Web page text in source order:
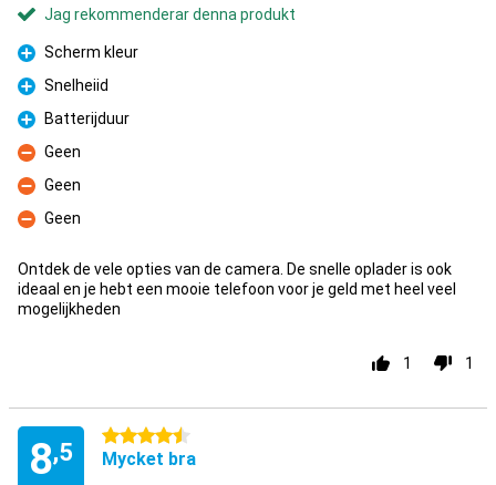
Jag rekommenderar denna produkt
Fördelar
Scherm kleur
Fördelar
Snelheiid
Fördelar
Batterijduur
Nackdelar
Geen
Nackdelar
Geen
Nackdelar
Geen
Ontdek de vele opties van de camera. De snelle oplader is ook
ideaal en je hebt een mooie telefoon voor je geld met heel veel
mogelijkheden
1 1
8,5
4.5 stjärnor
Mycket bra